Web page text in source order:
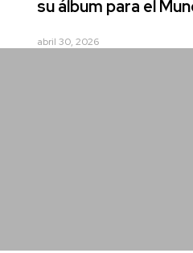
su álbum para el
abril 30, 2026